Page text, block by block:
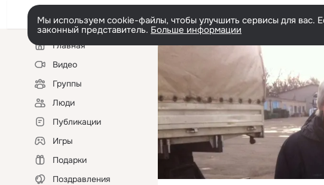
Мы используем cookie-файлы, чтобы улучшить сервисы для вас.
законный представитель. Больше информации
Левая
колонкаГлавная
Видео
Группы
Люди
Публикации
Игры
Подарки
Поздравления